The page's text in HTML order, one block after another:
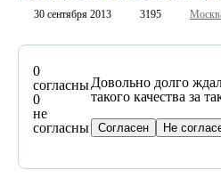
30 сентября 2013 3195
0
согласны
0
не
согласны
Довольно долго
такого качества за